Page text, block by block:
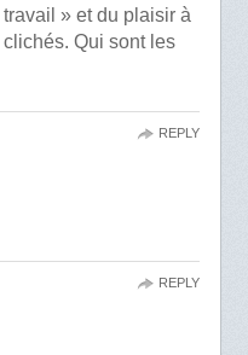
» et du plaisir à
Qui sont les
REPLY
REPLY